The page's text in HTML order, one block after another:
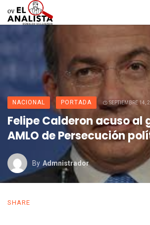
NACIONAL PORTADA SEPTIEMBRE 14,
Felipe Calderon acuso al
AMLO de Persecución
By Admnistrador
SHARE